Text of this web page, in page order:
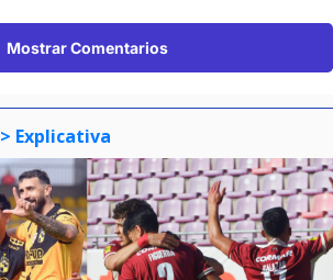
Mostrar Comentarios
> Explicativa